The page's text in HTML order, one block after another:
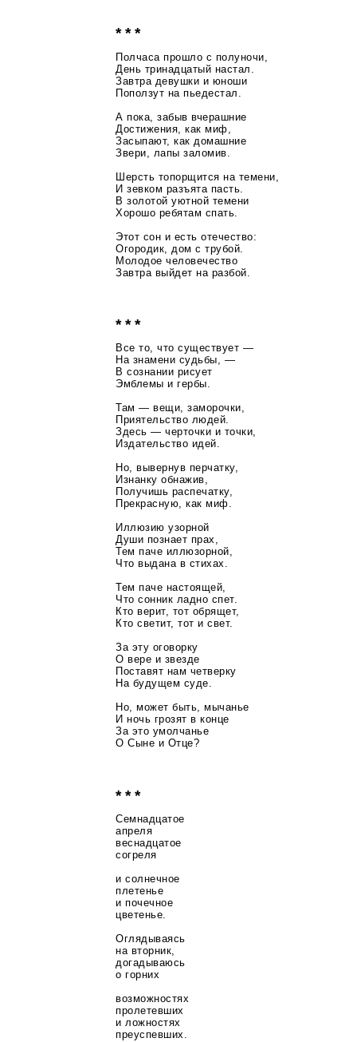
* * *
Полчаса прошло с полуночи,
День тринадцатый настал.
Завтра девушки и юноши
Поползут на пьедестал.
А пока, забыв вчерашние
Достижения, как миф,
Засыпают, как домашние
Звери, лапы заломив.
Шерсть топорщится на темени,
И зевком разъята пасть.
В золотой уютной темени
Хорошо ребятам спать.
Этот сон и есть отечество:
Огородик, дом с трубой.
Молодое человечество
Завтра выйдет на разбой.
* * *
Все то, что существует —
На знамени судьбы, —
В сознании рисует
Эмблемы и гербы.
Там — вещи, заморочки,
Приятельство людей.
Здесь — черточки и точки,
Издательство идей.
Но, вывернув перчатку,
Изнанку обнажив,
Получишь распечатку,
Прекрасную, как миф.
Иллюзию узорной
Души познает прах,
Тем паче иллюзорной,
Что выдана в стихах.
Тем паче настоящей,
Что сонник ладно спет.
Кто верит, тот обрящет,
Кто светит, тот и свет.
За эту оговорку
О вере и звезде
Поставят нам четверку
На будущем суде.
Но, может быть, мычанье
И ночь грозят в конце
За это умолчанье
О Сыне и Отце?
* * *
Семнадцатое
апреля
веснадцатое
согреля
и солнечное
плетенье
и почечное
цветенье.
Оглядываясь
на вторник,
догадываюсь
о горних
возможностях
пролетевших
и ложностях
преуспевших.